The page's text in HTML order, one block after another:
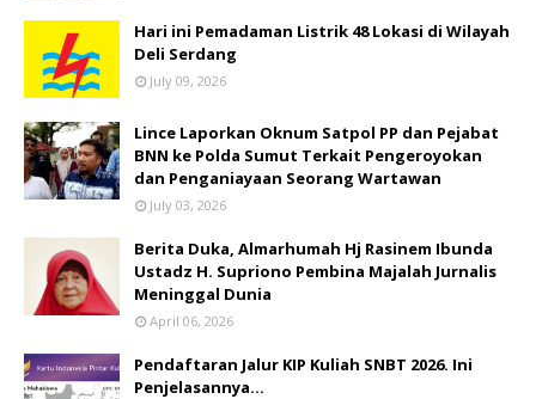
Hari ini Pemadaman Listrik 48 Lokasi di Wilayah
Deli Serdang
July 09, 2026
Lince Laporkan Oknum Satpol PP dan Pejabat
BNN ke Polda Sumut Terkait Pengeroyokan
dan Penganiayaan Seorang Wartawan
July 03, 2026
Berita Duka, Almarhumah Hj Rasinem Ibunda
Ustadz H. Supriono Pembina Majalah Jurnalis
Meninggal Dunia
April 06, 2026
Pendaftaran Jalur KIP Kuliah SNBT 2026. Ini
Penjelasannya…